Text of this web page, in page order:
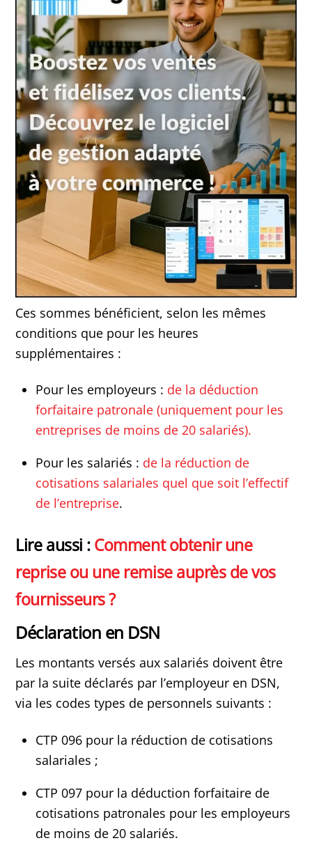
Ces sommes bénéficient, selon les mêmes
conditions que pour les heures
supplémentaires :
Pour les employeurs : de la déduction
forfaitaire patronale (uniquement pour les
entreprises de moins de 20 salariés).
Pour les salariés : de la réduction de
cotisations salariales quel que soit l’effectif
de l’entreprise.
Lire aussi :Comment obtenir une
reprise ou une remise auprès de vos
fournisseurs ?
Déclaration en DSN
Les montants versés aux salariés doivent être
par la suite déclarés par l’employeur en DSN,
via les codes types de personnels suivants :
CTP 096 pour la réduction de cotisations
salariales ;
CTP 097 pour la déduction forfaitaire de
cotisations patronales pour les employeurs
de moins de 20 salariés.